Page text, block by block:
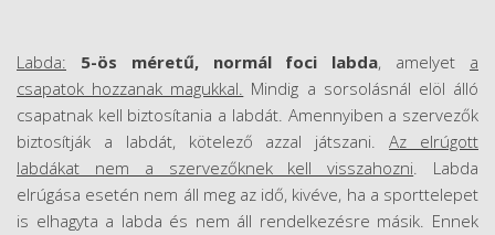
Labda: 5-ös méretű, normál foci labda, amelyet a
csapatok hozzanak magukkal.
Mindig a sorsolásnál elöl álló
csapatnak kell biztosítania a labdát. Amennyiben a szervezők
biztosítják a labdát, kötelező azzal játszani.Az elrúgott
labdákat nem a szervezőknek kell visszahozni . Labda
elrúgása esetén nem áll meg az idő, kivéve, ha a sporttelepet
is elhagyta a labda és nem áll rendelkezésre másik. Ennek